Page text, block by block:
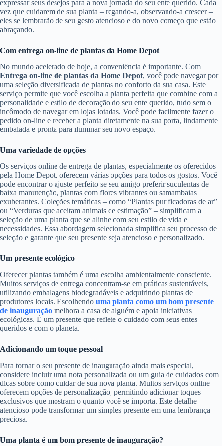
expressar seus desejos para a nova jornada do seu ente querido. Cada
vez que cuidarem de sua planta – regando-a, observando-a crescer –
eles se lembrarão de seu gesto atencioso e do novo começo que estão
abraçando.
Com entrega on-line de plantas da Home Depot
No mundo acelerado de hoje, a conveniência é importante. Com
Entrega on-line de plantas da Home Depot, você pode navegar por
uma seleção diversificada de plantas no conforto da sua casa. Este
serviço permite que você escolha a planta perfeita que combine com a
personalidade e estilo de decoração do seu ente querido, tudo sem o
incômodo de navegar em lojas lotadas. Você pode facilmente fazer o
pedido on-line e receber a planta diretamente na sua porta, lindamente
embalada e pronta para iluminar seu novo espaço.
Uma variedade de opções
Os serviços online de entrega de plantas, especialmente os oferecidos
pela Home Depot, oferecem várias opções para todos os gostos. Você
pode encontrar o ajuste perfeito se seu amigo preferir suculentas de
baixa manutenção, plantas com flores vibrantes ou samambaias
exuberantes. Coleções temáticas – como “Plantas purificadoras de ar”
ou “Verduras que aceitam animais de estimação” – simplificam a
seleção de uma planta que se alinhe com seu estilo de vida e
necessidades. Essa abordagem selecionada simplifica seu processo de
seleção e garante que seu presente seja atencioso e personalizado.
Um presente ecológico
Oferecer plantas também é uma escolha ambientalmente consciente.
Muitos serviços de entrega concentram-se em práticas sustentáveis,
utilizando embalagens biodegradáveis ​​e adquirindo plantas de
produtores locais. Escolhendo uma planta como um bom presente
de inauguração melhora a casa de alguém e apoia iniciativas
ecológicas. É um presente que reflete o cuidado com seus entes
queridos e com o planeta.
Adicionando um toque pessoal
Para tornar o seu presente de inauguração ainda mais especial,
considere incluir uma nota personalizada ou um guia de cuidados com
dicas sobre como cuidar de sua nova planta. Muitos serviços online
oferecem opções de personalização, permitindo adicionar toques
exclusivos que mostram o quanto você se importa. Este detalhe
atencioso pode transformar um simples presente em uma lembrança
preciosa.
Uma planta é um bom presente de inauguração?